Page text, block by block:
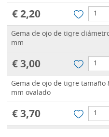
€ 2,20
Gema de ojo de tigre
mm
€ 3,00
Gema de ojo de tigre tamaño
mm ovalado
€ 3,70